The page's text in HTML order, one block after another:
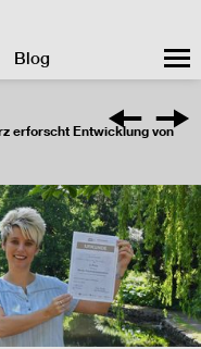
Blog
erforscht Entwicklung von